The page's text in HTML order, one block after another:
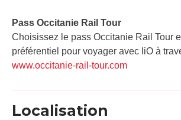
Pass Occitanie Rail Tour​
Choisissez le pass Occitanie Rail Tour
préférentiel pour voyager avec liO à
www.occitanie-rail-tour.com
Localisation